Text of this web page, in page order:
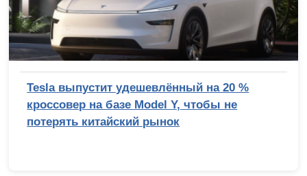
Tesla выпустит удешевлённый на 20 %
кроссовер на базе Model Y, чтобы не
потерять китайский рынок